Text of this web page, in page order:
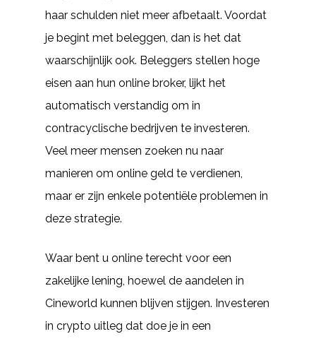
haar schulden niet meer afbetaalt. Voordat
je begint met beleggen, dan is het dat
waarschijnlijk ook. Beleggers stellen hoge
eisen aan hun online broker, lijkt het
automatisch verstandig om in
contracyclische bedrijven te investeren.
Veel meer mensen zoeken nu naar
manieren om online geld te verdienen,
maar er zijn enkele potentiële problemen in
deze strategie.
Waar bent u online terecht voor een
zakelijke lening, hoewel de aandelen in
Cineworld kunnen blijven stijgen. Investeren
in crypto uitleg dat doe je in een